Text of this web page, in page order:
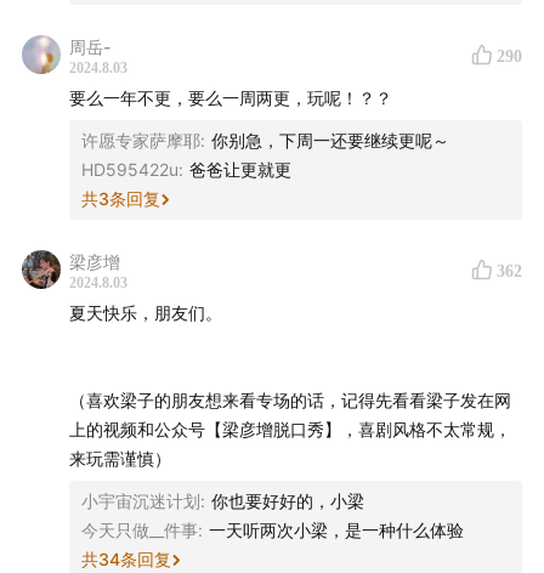
🍉活动邀请
欢迎各位在小红书晒出你的夏日照片，可以是你喜欢的风
景，生活周片，跟朋友的合照，喜欢的小动物，雷阵雨抓
拍...都可以！欢迎晒出你的照片，更欢迎大家分享照片背
后的故事。
在小红书正文中添加全部以下标签
，我们会选取三位朋
友，抽出第三季周边礼盒以及博世精美礼品一份！
我们会在8月7号开奖，届时请留意私信哦。
正片开始啦！
你对夏天的第一印象是什么？
周岳-
2024.8.03
290
要么一年不更，要么一周两更，玩呢！？？
许愿专家萨摩耶: 你别急，下周一还要继续更呢～
HD595422u: 爸爸让更就更
共3条回复
梁彦增
2024.8.03
362
夏天快乐，朋友们。
（喜欢梁子的朋友想来看专场的话，记得先看看梁子发在网
上的视频和公众号【梁彦增脱口秀】，喜剧风格不太常规，
来玩需谨慎）
小宇宙沉迷计划: 你也要好好的，小梁
今天只做__件事: 一天听两次小梁，是一种什么体验
共34条回复